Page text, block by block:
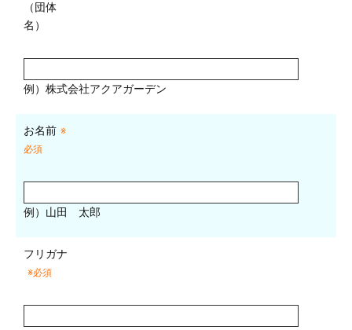
（団体
名）
例）株式会社アクアガーデン
お名前 ※
必須
例）山田 太郎
フリガナ
※必須